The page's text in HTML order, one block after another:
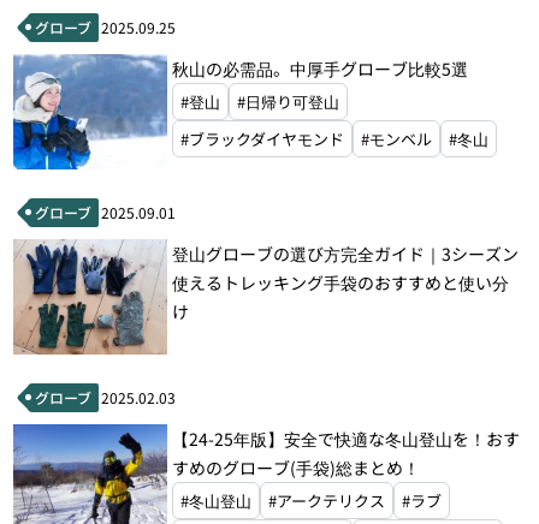
グローブ 2025.09.25
秋山の必需品。中厚手グローブ比較5選
#登山
#日帰り可登山
#ブラックダイヤモンド
#モンベル #冬山
グローブ 2025.09.01
登山グローブの選び方完全ガイド｜3シーズン
使えるトレッキング手袋のおすすめと使い分
け
グローブ 2025.02.03
【24-25年版】安全で快適な冬山登山を！おす
すめのグローブ(手袋)総まとめ！
#冬山登山 #アークテリクス
#ラブ